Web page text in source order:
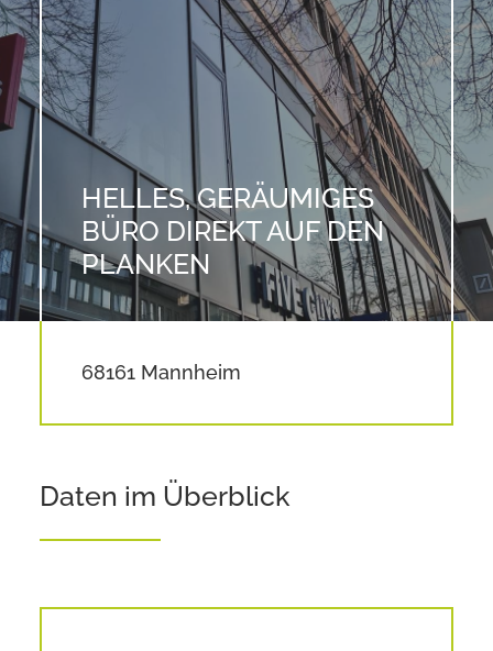
HELLES, GERÄUMIGES
BÜRO DIREKT AUF DEN
PLANKEN
68161 Mannheim
Daten im Überblick